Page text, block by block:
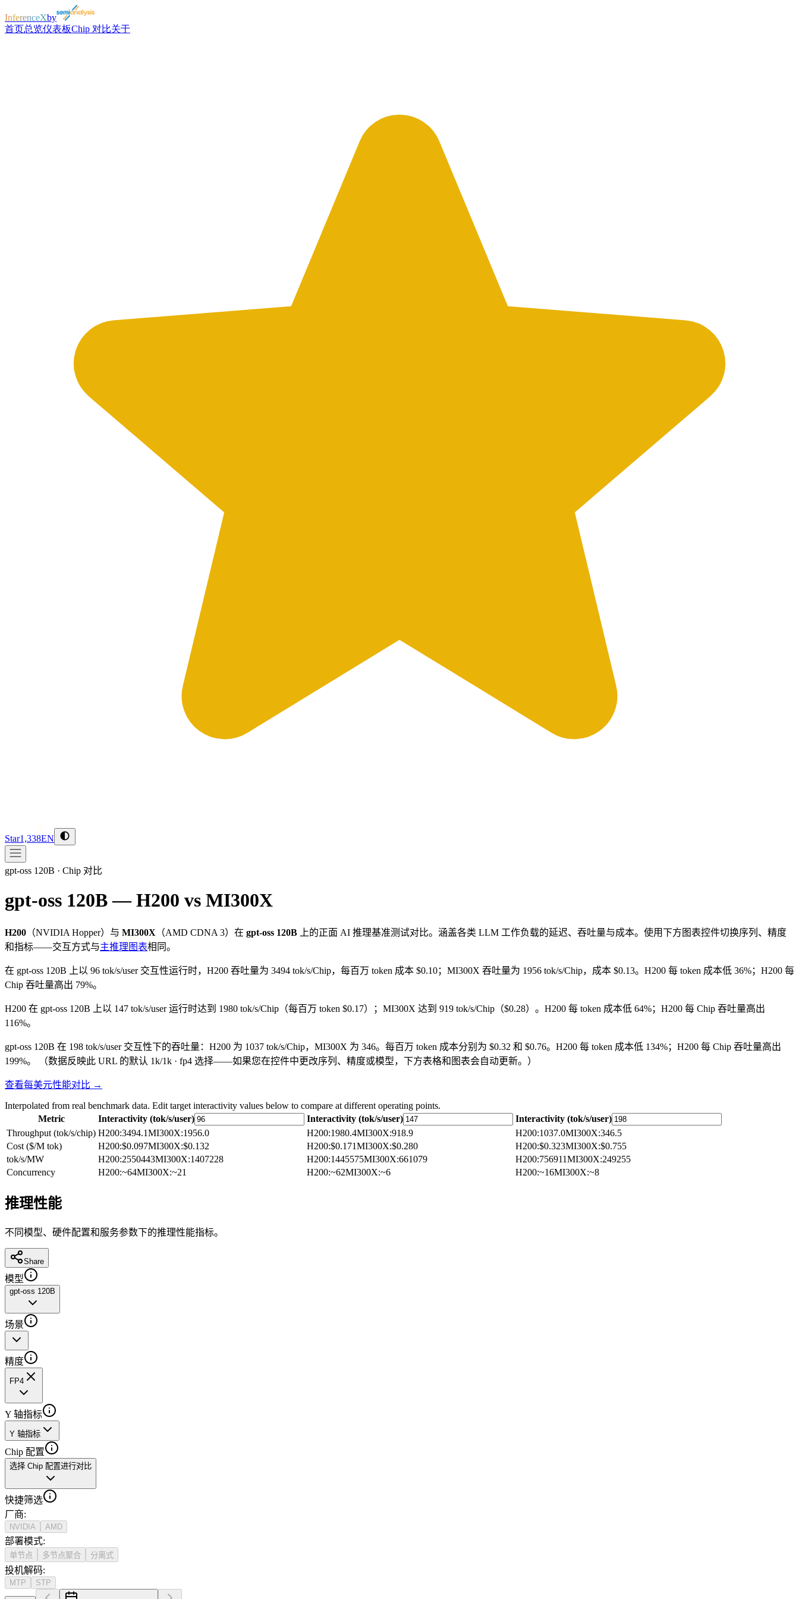
InferenceXby
首页总览仪表板Chip 对比关于
Star1,338EN
gpt-oss 120B · Chip 对比
gpt-oss 120B — H200 vs MI300X
H200 （NVIDIA Hopper）与 MI300X （AMD CDNA 3）在 gpt-oss 120B 上的正面 AI 推理基准测试对比。涵盖各类 LLM 工作负载的延迟、吞吐量与成本。使用下方图表控件切换序列、精度
和指标——交互方式与主推理图表相同。
在 gpt-oss 120B 上以 96 tok/s/user 交互性运行时，H200 吞吐量为 3494 tok/s/Chip，每百万 token 成本 $0.10；MI300X 吞吐量为 1956 tok/s/Chip，成本 $0.13。H200 每 token 成本低 36%；H200 每
Chip 吞吐量高出 79%。
H200 在 gpt-oss 120B 上以 147 tok/s/user 运行时达到 1980 tok/s/Chip（每百万 token $0.17）；MI300X 达到 919 tok/s/Chip（$0.28）。H200 每 token 成本低 64%；H200 每 Chip 吞吐量高出
116%。
gpt-oss 120B 在 198 tok/s/user 交互性下的吞吐量：H200 为 1037 tok/s/Chip，MI300X 为 346。每百万 token 成本分别为 $0.32 和 $0.76。H200 每 token 成本低 134%；H200 每 Chip 吞吐量高出
199%。
（数据反映此 URL 的默认 1k/1k · fp4 选择——如果您在控件中更改序列、精度或模型，下方表格和图表会自动更新。）
查看每美元性能对比 →
Interpolated from real benchmark data. Edit target interactivity values below to compare at different operating points.
Metric
Interactivity (tok/s/user) Interactivity (tok/s/user)
Interactivity (tok/s/user)
Throughput (tok/s/chip) H200:3494.1MI300X:1956.0 H200:1980.4MI300X:918.9 H200:1037.0MI300X:346.5
Cost ($/M tok)
H200:$0.097MI300X:$0.132 H200:$0.171MI300X:$0.280 H200:$0.323MI300X:$0.755
tok/s/MW
H200:2550443MI300X:1407228 H200:1445575MI300X:661079 H200:756911MI300X:249255
Concurrency
H200:~64MI300X:~21 H200:~62MI300X:~6 H200:~16MI300X:~8
推理性能
不同模型、硬件配置和服务参数下的推理性能指标。
Share
模型
gpt-oss 120B
场景
精度
FP4
Y 轴指标
Y 轴指标
Chip 配置
选择 Chip 配置进行对比
快捷筛选
厂商:
NVIDIA AMD
部署模式:
单节点 多节点聚合 分离式
投机解码:
MTP STP